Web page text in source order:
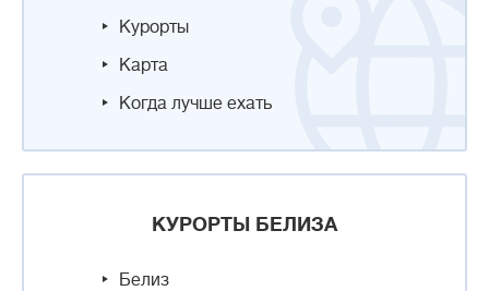
Курорты
Карта
Когда лучше ехать
КУРОРТЫ БЕЛИЗА
Белиз